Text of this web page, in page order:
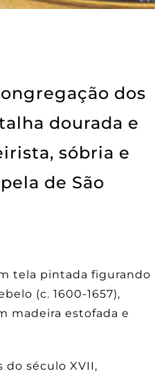
dos
dourada e
sóbria e
de São
tela pintada figurando
(c. 1600-1657),
madeira estofada e
século XVII,